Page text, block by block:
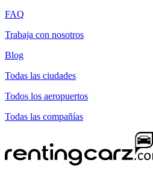
FAQ
Trabaja con nosotros
Blog
Todas las ciudades
Todos los aeropuertos
Todas las compañías